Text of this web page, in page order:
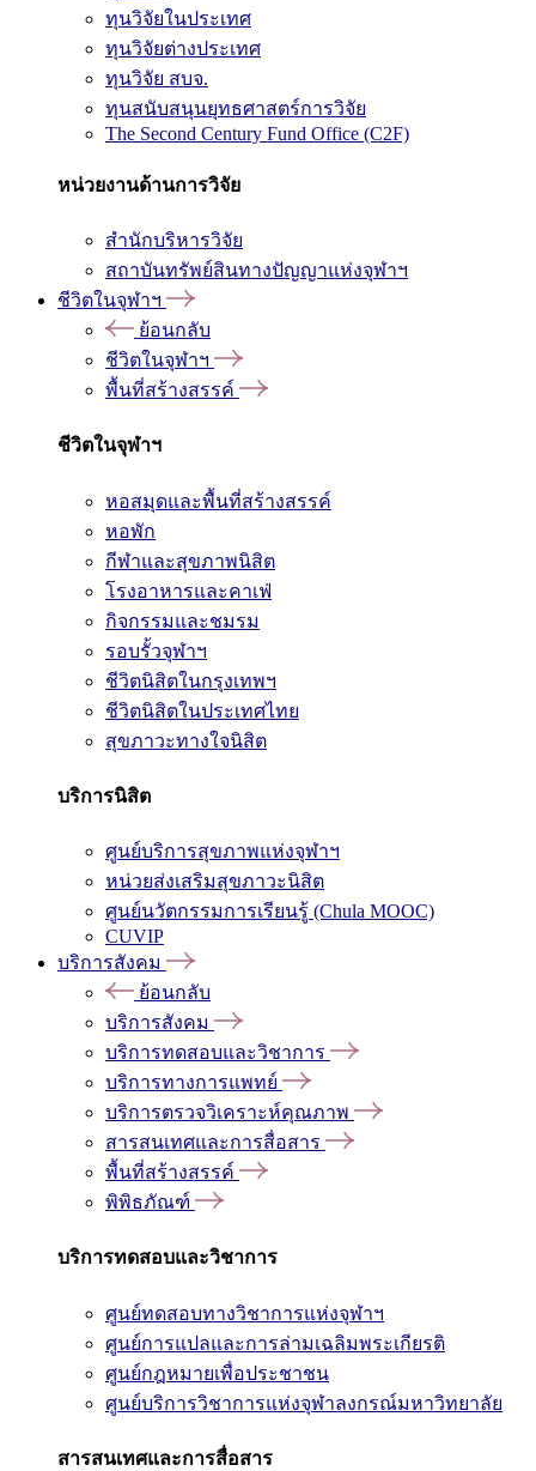
ทุนวิจัยในประเทศ
ทุนวิจัยต่างประเทศ
ทุนวิจัย สบจ.
ทุนสนับสนุนยุทธศาสตร์การวิจัย
The Second Century Fund Office (C2F)
หน่วยงานด้านการวิจัย
สำนักบริหารวิจัย
สถาบันทรัพย์สินทางปัญญาแห่งจุฬาฯ
ชีวิตในจุฬาฯ
ย้อนกลับ
ชีวิตในจุฬาฯ
พื้นที่สร้างสรรค์
ชีวิตในจุฬาฯ
หอสมุดและพื้นที่สร้างสรรค์
หอพัก
กีฬาและสุขภาพนิสิต
โรงอาหารและคาเฟ่
กิจกรรมและชมรม
รอบรั้วจุฬาฯ
ชีวิตนิสิตในกรุงเทพฯ
ชีวิตนิสิตในประเทศไทย
สุขภาวะทางใจนิสิต
บริการนิสิต
ศูนย์บริการสุขภาพแห่งจุฬาฯ
หน่วยส่งเสริมสุขภาวะนิสิต
ศูนย์นวัตกรรมการเรียนรู้ (Chula MOOC)
CUVIP
บริการสังคม
ย้อนกลับ
บริการสังคม
บริการทดสอบและวิชาการ
บริการทางการแพทย์
บริการตรวจวิเคราะห์คุณภาพ
สารสนเทศและการสื่อสาร
พื้นที่สร้างสรรค์
พิพิธภัณฑ์
บริการทดสอบและวิชาการ
ศูนย์ทดสอบทางวิชาการแห่งจุฬาฯ
ศูนย์การแปลและการล่ามเฉลิมพระเกียรติ
ศูนย์กฎหมายเพื่อประชาชน
ศูนย์บริการวิชาการแห่งจุฬาลงกรณ์มหาวิทยาลัย
สารสนเทศและการสื่อสาร